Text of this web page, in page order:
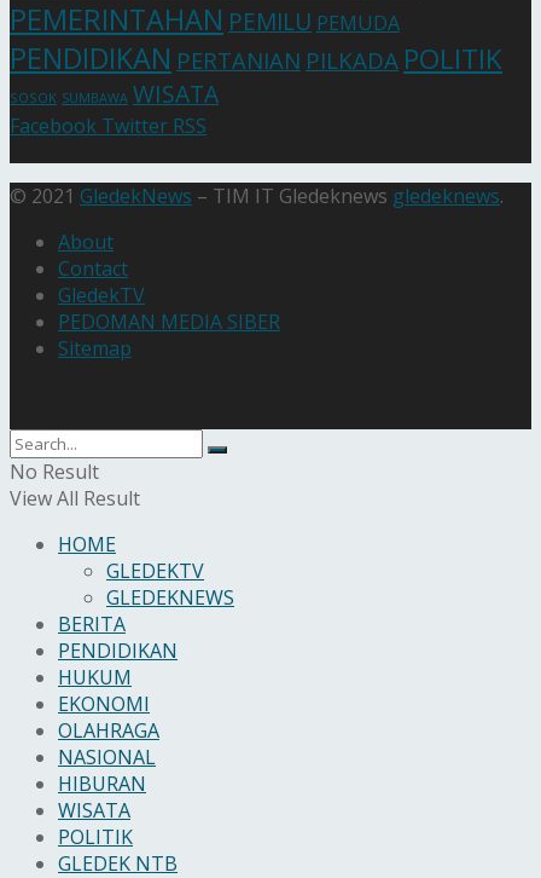
PEMERINTAHAN PEMILU PEMUDA
PENDIDIKAN PERTANIAN PILKADA POLITIK
SOSOK SUMBAWA WISATA
Facebook Twitter RSS
© 2021 GledekNews – TIM IT Gledeknews gledeknews.
About
Contact
GledekTV
PEDOMAN MEDIA SIBER
Sitemap
No Result
View All Result
HOME
GLEDEKTV
GLEDEKNEWS
BERITA
PENDIDIKAN
HUKUM
EKONOMI
OLAHRAGA
NASIONAL
HIBURAN
WISATA
POLITIK
GLEDEK NTB